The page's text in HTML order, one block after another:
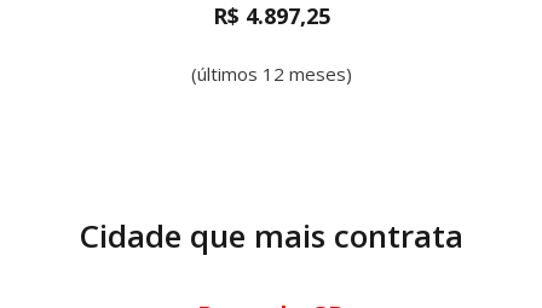
R$ 4.897,25
(últimos 12 meses)
Cidade que mais contrata